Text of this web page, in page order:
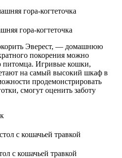
гора-когтеточка
Эверест, — домашнюю
покорения можно
питомца. Игривые кошки,
на самый высокий шкаф в
продемонстрировать
смогут оценить заботу
с кошачьей травкой